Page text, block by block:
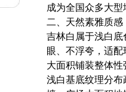
成为全国众多大
二、天然素雅质
吉林白属于浅白
眼、不浮夸，适
大面积铺装整体性
浅白基底纹理分